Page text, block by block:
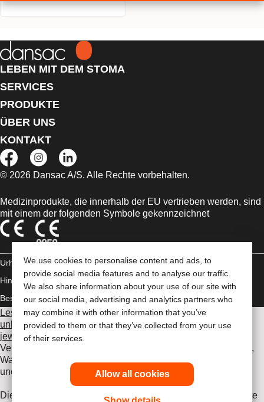
We use cookies to personalise content and ads, to
provide social media features and to analyse our traffic.
We also share information about your use of our site with
our social media, advertising and analytics partners who
may combine it with other information that you’ve
provided to them or that they’ve collected from your use
of their services.
Allow all cookies
LEBEN MIT DEM STOMA
SERVICES
PRODUKTE
ÜBER UNS
KONTAKT
© 2026 Dansac A/S. Alle Rechte vorbehalten.
Medizinprodukte, die innerhalb der EU vertrieben werden, sind
mit einem der folgenden Symbole gekennzeichnet
Urheberrechts-
Hinweis/Nutzungsbedingungen
Datenschutz-
Bestimmungen Umgang mit Cookies
Lesen Sie vor der Verwendung der angeführten Produkte
unbedingt die gesamte Gebrauchsanweisung, die dem
jeweiligen Produkt beiliegt
Verwendungszweck, eine Beschreibung, Kontraindikationen,
Warnhinweise, Vorsichtsmaßnahmen, Angaben zu
unerwünschten Ereignissen und die Gebrauchsanweisung.
Die hier enthaltenen Informationen stellen keine medizinische